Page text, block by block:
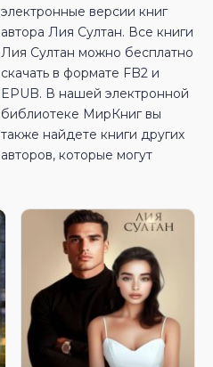
электронные версии книг
автора Лия Султан. Все книги
Лия Султан можно бесплатно
скачать в формате FB2 и
EPUB. В нашей электронной
библиотеке МирКниг вы
также найдете книги других
авторов, которые могут